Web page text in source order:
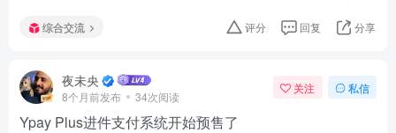
综合交流 评分 回复 分享
夜未央
8个月前发布 34次阅读
关注 私信
Ypay Plus进件支付系统开始预售了